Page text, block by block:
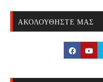
ΑΚΟΛΟΥΘΉΣΤΕ ΜΑΣ